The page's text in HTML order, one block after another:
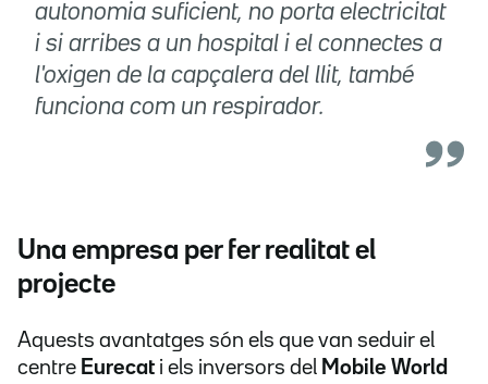
autonomia suficient, no porta electricitat
i si arribes a un hospital i el connectes a
l'oxigen de la capçalera del llit, també
funciona com un respirador.
Una empresa per fer realitat el
projecte
Aquests avantatges són els que van seduir el
centre Eurecat i els inversors del Mobile World